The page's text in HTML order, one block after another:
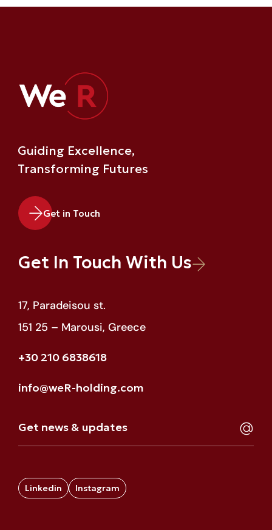
Guiding Excellence,
Transforming Futures
Get in Touch
Get In Touch With Us
17, Paradeisou st.
151 25 – Marousi, Greece
+30 210 6838618
info@weR-holding.com
Linkedin Instagram